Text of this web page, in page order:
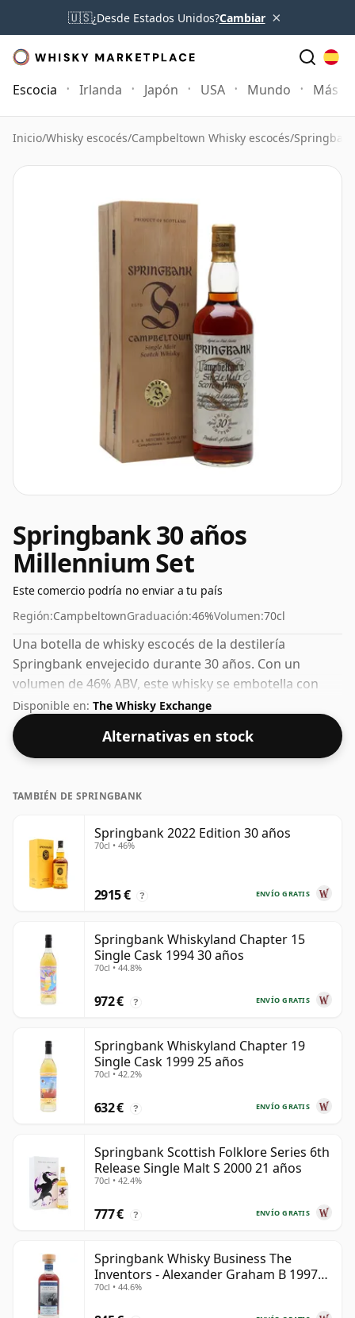
🇺🇸¿Desde Estados Unidos?Cambiar ×
Escocia Irlanda Japón USA Mundo Más
Inicio/Whisky escocés/Campbeltown Whisky escocés/
Springbank 30 años
Millennium Set
Este comercio podría no enviar a tu país
Región:CampbeltownGraduación:46%Volumen:70cl
Una botella de whisky escocés de la destilería
Springbank envejecido durante 30 años. Con un
volumen de 46% ABV, este whisky se embotella con
una concentración óptima para beber. Se disfruta solo
o con una gota de agua.
Disponible en: The Whisky Exchange
Alternativas en stock
TAMBIÉN DE SPRINGBANK
Springbank 2022 Edition 30 años
70cl • 46%
ENVÍO GRATIS
2915 € ?
Springbank Whiskyland Chapter 15
Single Cask 1994 30 años
70cl • 44.8%
ENVÍO GRATIS
972 € ?
Springbank Whiskyland Chapter 19
Single Cask 1999 25 años
70cl • 42.2%
ENVÍO GRATIS
632 € ?
Springbank Scottish Folklore Series 6th
Release Single Malt S 2000 21 años
70cl • 42.4%
ENVÍO GRATIS
777 € ?
Springbank Whisky Business The
Inventors - Alexander Graham B 1997
28 años
70cl • 44.6%